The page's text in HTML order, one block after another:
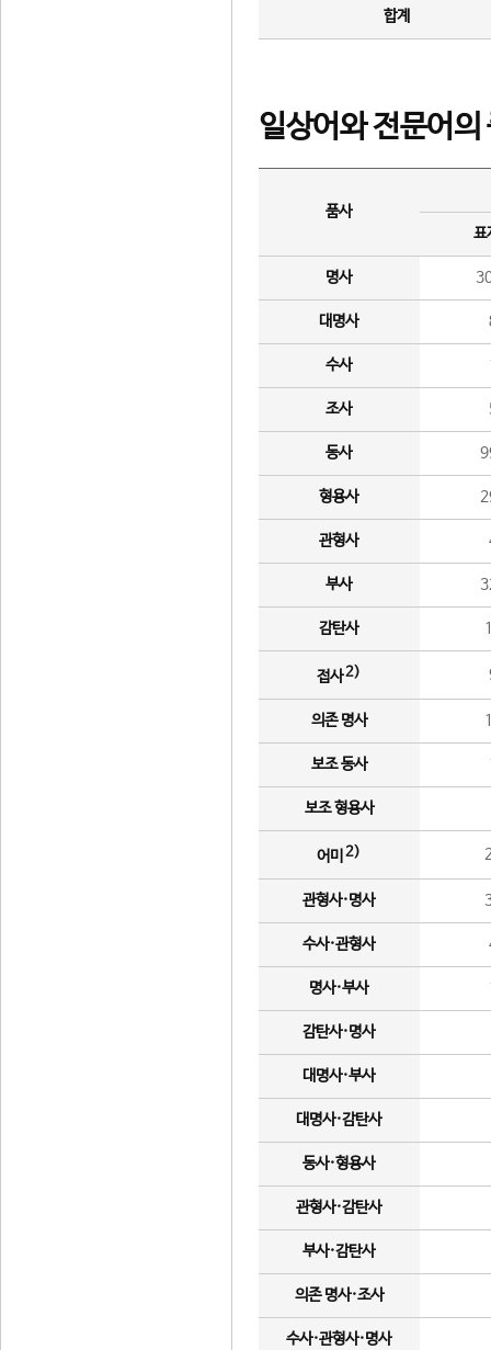
합계
일상어와 전문어의
품사
표
명사
대명사
수사
조사
동사
형용사
관형사
부사
감탄사
접사2)
의존 명사
보조 동사
보조 형용사
어미 2)
관형사·명사
수사·관형사
명사·부사
감탄사·명사
대명사·부사
대명사·감탄사
동사·형용사
관형사·감탄사
부사·감탄사
의존 명사·조사
수사·관형사·명사